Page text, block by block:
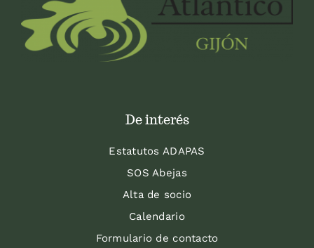
De interés
Estatutos ADAPAS
SOS Abejas
Alta de socio
Calendario
Formulario de contacto